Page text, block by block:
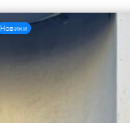
Новини